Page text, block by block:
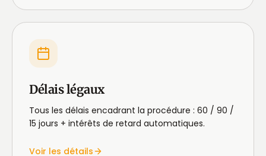
Délais légaux
Tous les délais encadrant la procédure : 60 / 90 /
15 jours + intérêts de retard automatiques.
Voir les détails